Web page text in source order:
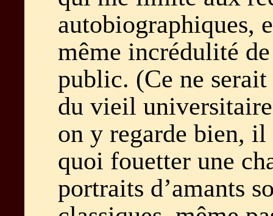
autobiographiques,
même incrédulité
public. (Ce ne
du vieil
on y regarde bien, il
quoi fouetter une
portraits d’amants